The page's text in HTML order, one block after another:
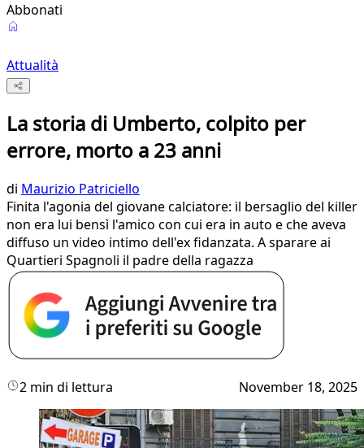
Abbonati
Attualità
La storia di Umberto, colpito per
errore, morto a 23 anni
di Maurizio Patriciello
Finita l'agonia del giovane calciatore: il bersaglio del killer
non era lui bensì l'amico con cui era in auto e che aveva
diffuso un video intimo dell'ex fidanzata. A sparare ai
Quartieri Spagnoli il padre della ragazza
2 min di lettura November 18, 2025